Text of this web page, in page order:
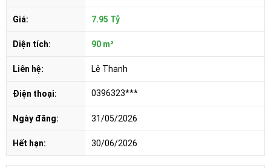
Giá: 7.95 Tỷ
Diện tích: 90 m²
Liên hệ: Lê Thanh
Điện thoại: 0396323***
Ngày đăng: 31/05/2026
Hết hạn: 30/06/2026